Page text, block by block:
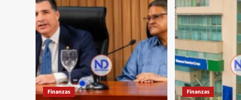
Finanzas Finanzas